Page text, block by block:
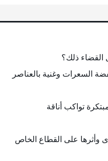
القضاء ذلك؟
السعرات وغنية بالعناصر
تواكب أناقة
وأثرها على القطاع الخاص